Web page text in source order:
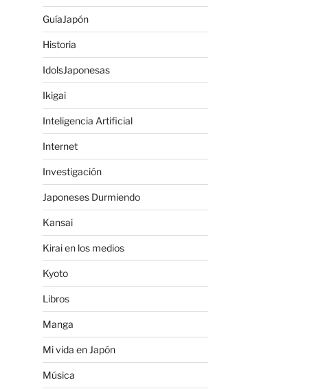
GuíaJapón
Historia
IdolsJaponesas
Ikigai
Inteligencia Artificial
Internet
Investigación
Japoneses Durmiendo
Kansai
Kirai en los medios
Kyoto
Libros
Manga
Mi vida en Japón
Música